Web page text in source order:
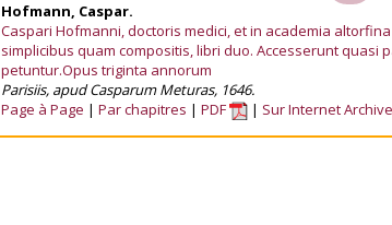
Hofmann, Caspar.
Caspari Hofmanni, doctoris medici, et in academia
simplicibus quam compositis, libri duo. Accesserunt
petuntur.Opus triginta annorum
Parisiis, apud Casparum Meturas, 1646.
Page à Page
Par chapitres PDF Sur Internet Archive